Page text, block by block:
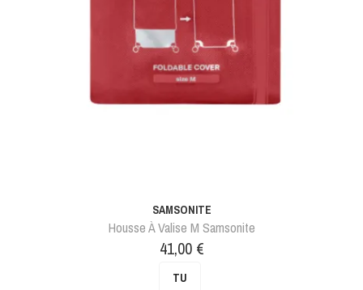
SAMSONITE
Housse À Valise M Samsonite
Prix
41,00 €
TU